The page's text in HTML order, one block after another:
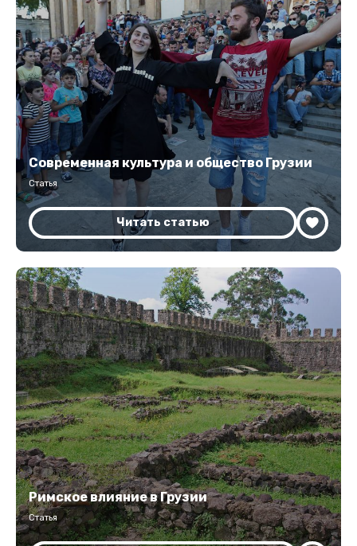
Современная культура и общество Грузии
Статья
Читать статью
Римское влияние в Грузии
Статья